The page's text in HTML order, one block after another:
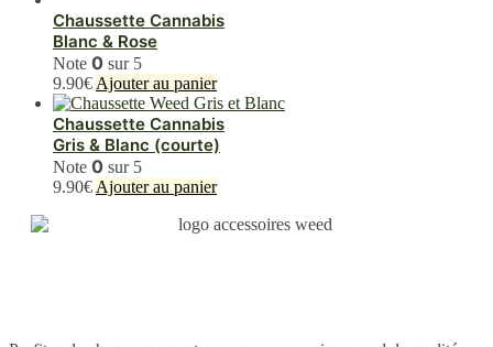
Chaussette Cannabis
Blanc & Rose
Note 0 sur 5
9.90€ Ajouter au panier
Chaussette Cannabis
Gris & Blanc (courte)
Note 0 sur 5
9.90€ Ajouter au panier